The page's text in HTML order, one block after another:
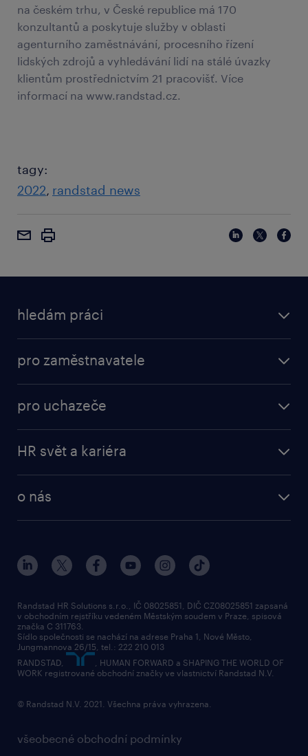
na českém trhu, v České republice má 170
konzultantů a poskytuje služby v oblasti
agenturního zaměstnávání, procesního řízení
lidských zdrojů a vyhledávání lidí na stálé úvazky
klientům prostřednictvím 21 pracovišť. Více
informací na www.randstad.cz.
tagy:
2022 randstad news
hledám práci
pro zaměstnavatele
pro uchazeče
HR svět a kariéra
o nás
všeobecné obchodní podmínky
Randstad HR Solutions s.r.o., IČ 08025851, DIČ CZ08025851 zapsaná
v obchodním rejstříku vedeném Městským soudem v Praze, spisová
značka C 311763.
Sídlo společnosti se nachází na adrese Praha 1, Nové Město,
Jungmannova 26/15, tel.: 222 210 013
RANDSTAD,
, HUMAN FORWARD a SHAPING THE WORLD OF
WORK registrované obchodní značky ve vlastnictví Randstad N.V.
© Randstad N.V. 2021. Všechna práva vyhrazena.